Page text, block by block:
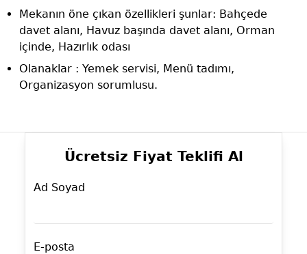
Mekanın öne çıkan özellikleri şunlar: Bahçede
davet alanı, Havuz başında davet alanı, Orman
içinde, Hazırlık odası
Olanaklar : Yemek servisi, Menü tadımı,
Organizasyon sorumlusu.
Ücretsiz Fiyat Teklifi Al
Ad Soyad
E-posta